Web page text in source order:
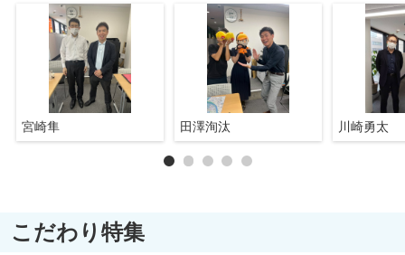
宮崎隼 田澤洵汰 川崎勇太
こだわり特集